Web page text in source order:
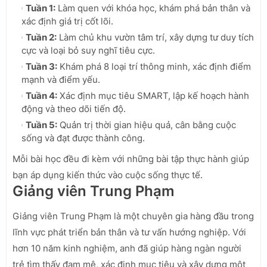
Tuần 1: Làm quen với khóa học, khám phá bản thân và
xác định giá trị cốt lõi.
Tuần 2: Làm chủ khu vườn tâm trí, xây dựng tư duy tích
cực và loại bỏ suy nghĩ tiêu cực.
Tuần 3: Khám phá 8 loại trí thông minh, xác định điểm
mạnh và điểm yếu.
Tuần 4: Xác định mục tiêu SMART, lập kế hoạch hành
động và theo dõi tiến độ.
Tuần 5: Quản trị thời gian hiệu quả, cân bằng cuộc
sống và đạt được thành công.
Mỗi bài học đều đi kèm với những bài tập thực hành giúp
bạn áp dụng kiến thức vào cuộc sống thực tế.
Giảng viên Trung Phạm
Giảng viên Trung Phạm là một chuyên gia hàng đầu trong
lĩnh vực phát triển bản thân và tư vấn hướng nghiệp. Với
hơn 10 năm kinh nghiệm, anh đã giúp hàng ngàn người
trẻ tìm thấy đam mê, xác định mục tiêu và xây dựng một